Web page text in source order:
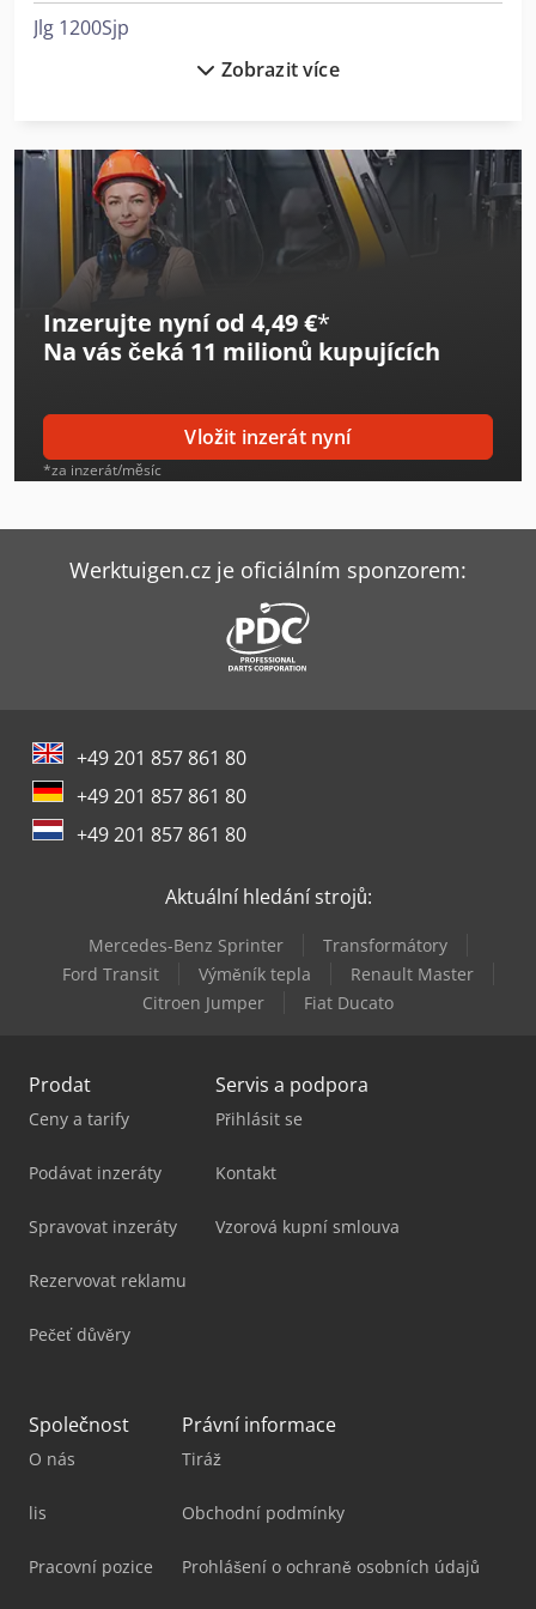
Jlg 1200Sjp
Jlg 1350Sjp
Jlg 1930Es
Jlg 2032Es
Jlg 260Mrt
Jlg 450Aj
Jlg 600Aj
Jlg E300Ajp
Jlg Ecolift
Jlg M600Jp
Jlg Toucan T12E
Zobrazit více
Inzerujte nyní od 4,49 €*
Na vás čeká 11 milionů kupujících
Vložit inzerát nyní
*za inzerát/měsíc
Werktuigen.cz je oficiálním sponzorem:
+49 201 857 861 80
+49 201 857 861 80
+49 201 857 861 80
Aktuální hledání strojů:
Mercedes-Benz Sprinter
Transformátory
Ford Transit
Výměník tepla
Renault Master
Citroen Jumper
Fiat Ducato
Prodat
Ceny a tarify
Podávat inzeráty
Spravovat inzeráty
Rezervovat reklamu
Pečeť důvěry
Servis a podpora
Přihlásit se
Kontakt
Vzorová kupní smlouva
Společnost
O nás
lis
Pracovní pozice
Právní informace
Tiráž
Obchodní podmínky
Prohlášení o ochraně osobních údajů